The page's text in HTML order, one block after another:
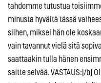
tahdomme tutustua
minusta hyvältä tässä
siihen, miksei hän ole
vain tavannut vielä sitä
saattaakin tulla hänen
saitte selvää. VASTAUS:[/b]